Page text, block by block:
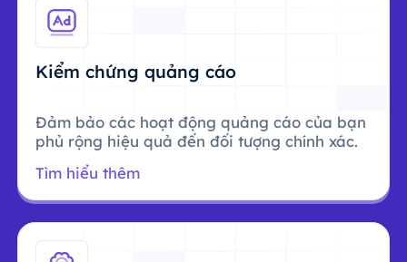
Kiểm chứng quảng cáo
Đảm bảo các hoạt động quảng cáo của bạn
phủ rộng hiệu quả đến đối tượng chính xác.
Tìm hiểu thêm